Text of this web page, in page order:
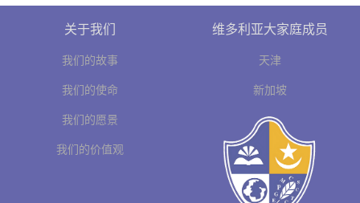
关于我们
我们的故事
我们的使命
我们的愿景
我们的价值观
维多利亚大家庭成员
天津
新加坡